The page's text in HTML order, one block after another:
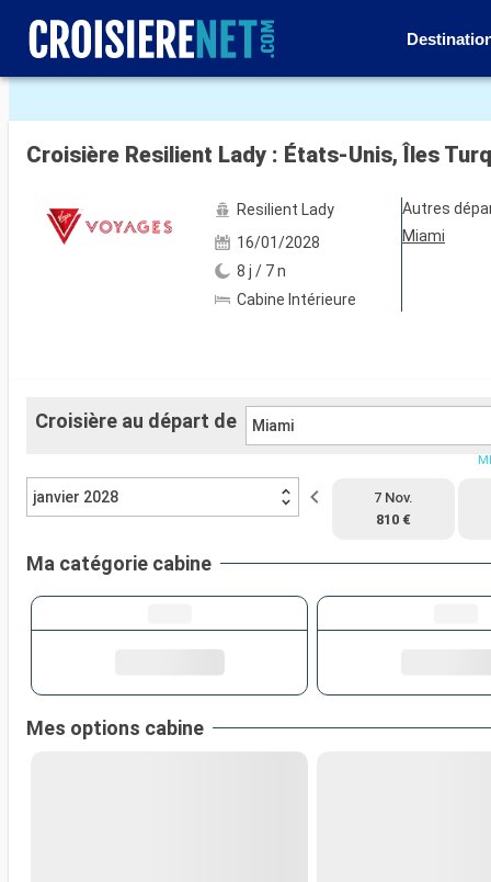
Voir les 222 autres photos
Croisière Resilient Lady : États-Unis, Îles
Resilient Lady
16/01/2028
8 j / 7 n
Cabine Intérieure
Autres
Miami
Croisière au départ de Miami
janvier 2028
7 Nov.
810 €
Ma catégorie cabine
Mes options cabine